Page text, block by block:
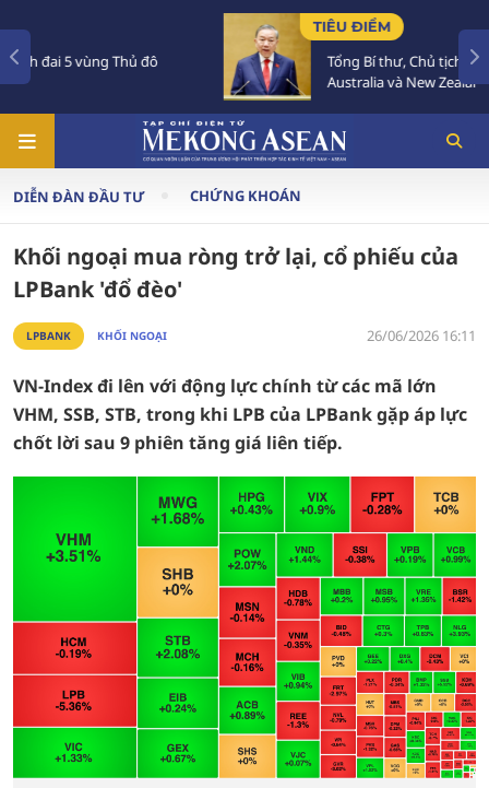
Tổng Bí thư, Chủ tịch nước Tô Lâm sắp thăm
Australia và New Zealand
DIỄN ĐÀN ĐẦU TƯ CHỨNG KHOÁN
Khối ngoại mua ròng trở lại, cổ phiếu của
LPBank 'đổ đèo'
LPBANK KHỐI NGOẠI 26/06/2026 16:11
VN-Index đi lên với động lực chính từ các mã lớn
VHM, SSB, STB, trong khi LPB của LPBank gặp áp lực
chốt lời sau 9 phiên tăng giá liên tiếp.